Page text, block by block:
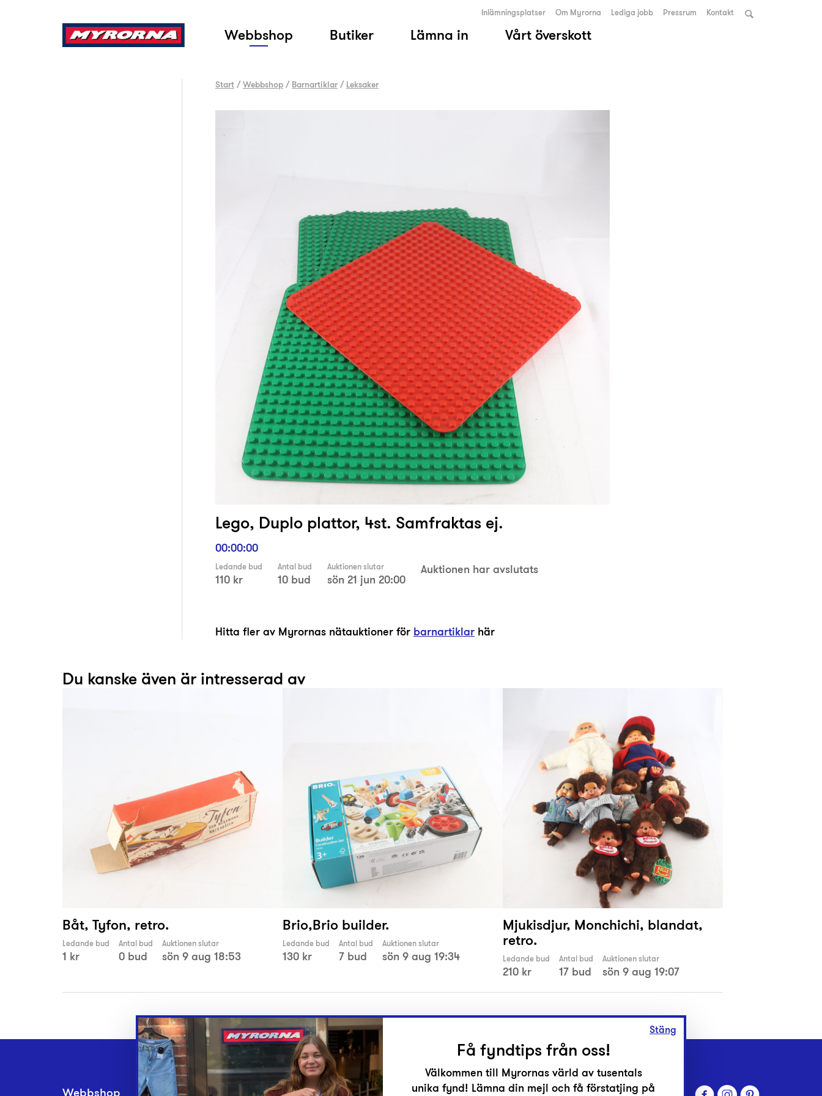
Webbshop Butiker Lämna in Vårt överskott
Inlämningsplatser Om Myrorna Lediga jobb Pressrum Kontakt
Start /Webbshop / Barnartiklar / Leksaker
Lego, Duplo plattor, 4st. Samfraktas ej.
00:00:00
Ledande bud
110 kr
Antal bud
10 bud
Auktionen slutar
sön 21 jun 20:00
Auktionen har avslutats
Hitta fler av Myrornas nätauktioner för barnartiklar här
Du kanske även är intresserad av
Båt, Tyfon, retro.
Ledande bud
1 kr
Antal bud
0 bud
Auktionen slutar
sön 9 aug 18:53
Brio,Brio builder.
Ledande bud
130 kr
Antal bud
7 bud
Auktionen slutar
sön 9 aug 19:34
Mjukisdjur, Monchichi, blandat,
retro.
Ledande bud
210 kr
Antal bud
17 bud
Auktionen slutar
sön 9 aug 19:07
Stäng
Få fyndtips från oss!
Välkommen till Myrornas värld av tusentals
unika fynd! Lämna din mejl och få förstatjing på